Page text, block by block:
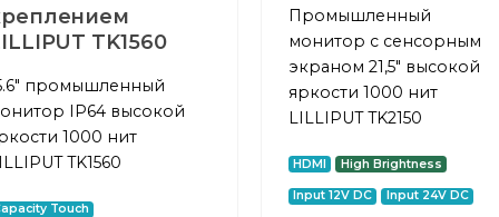
Промышленный
монитор с сенсорным
экраном 21,5" высокой
яркости 1000 нит
LILLIPUT TK2150
HDMI High Brightness
Input 12V DC Input 24V DC
TK1560
промышленный
IP64 высокой
1000 нит
TK1560
Touch